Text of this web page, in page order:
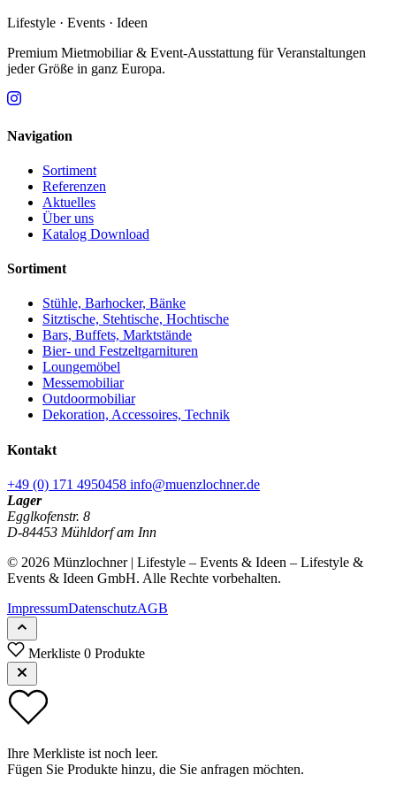
Lifestyle · Events · Ideen
Premium Mietmobiliar & Event-Ausstattung für Veranstaltungen
jeder Größe in ganz Europa.
Navigation
Sortiment
Referenzen
Aktuelles
Über uns
Katalog Download
Sortiment
Stühle, Barhocker, Bänke
Sitztische, Stehtische, Hochtische
Bars, Buffets, Marktstände
Bier- und Festzeltgarnituren
Loungemöbel
Messemobiliar
Outdoormobiliar
Dekoration, Accessoires, Technik
Kontakt
+49 (0) 171 4950458 info@muenzlochner.de
Lager
Egglkofenstr. 8
D-84453 Mühldorf am Inn
© 2026 Münzlochner | Lifestyle – Events & Ideen – Lifestyle &
Events & Ideen GmbH. Alle Rechte vorbehalten.
ImpressumDatenschutzAGB
Merkliste 0 Produkte
Ihre Merkliste ist noch leer.
Fügen Sie Produkte hinzu, die Sie anfragen möchten.